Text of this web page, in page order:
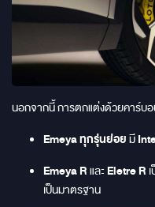
นอกจากนี้ การตกแต่งด้วยคาร์บ
Emeya ทุกรุ่นย่อยมี
Emeya Rและ Eletre R
เป็นมาตรฐาน